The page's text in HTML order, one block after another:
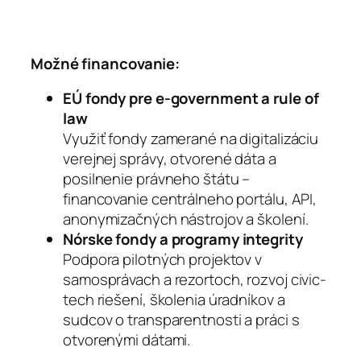
Možné financovanie:
EÚ fondy pre e-government a rule of
law
Využiť fondy zamerané na digitalizáciu
verejnej správy, otvorené dáta a
posilnenie právneho štátu –
financovanie centrálneho portálu, API,
anonymizačných nástrojov a školení.
Nórske fondy a programy integrity
Podpora pilotných projektov v
samosprávach a rezortoch, rozvoj civic-
tech riešení, školenia úradníkov a
sudcov o transparentnosti a práci s
otvorenými dátami.